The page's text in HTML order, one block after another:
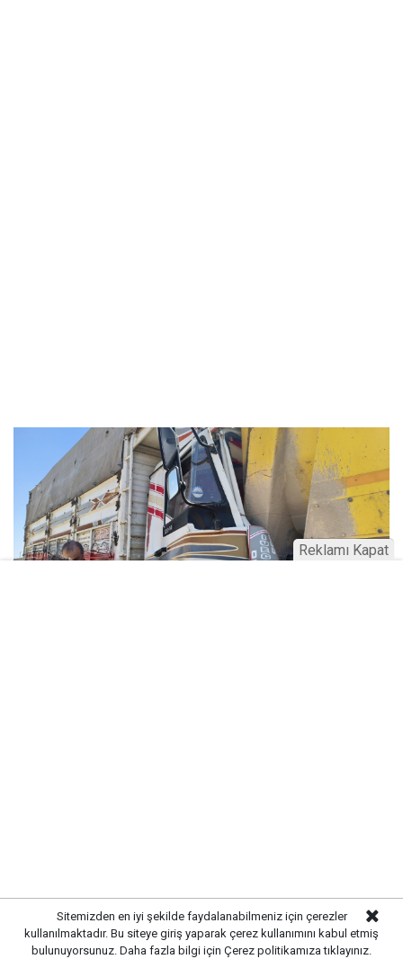
Polis ekipleri,kazanın meydana geliş nedenini
belirlemek amacıyla olay yerinde detaylı inceleme
Sitemizden en iyi şekilde faydalanabilmeniz için çerezler
kullanılmaktadır. Bu siteye giriş yaparak çerez kullanımını kabul etmiş
bulunuyorsunuz. Daha fazla bilgi için Çerez politikamıza tıklayınız.
Reklamı Kapat